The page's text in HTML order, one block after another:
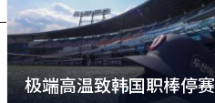
极端高温致韩国职棒停赛